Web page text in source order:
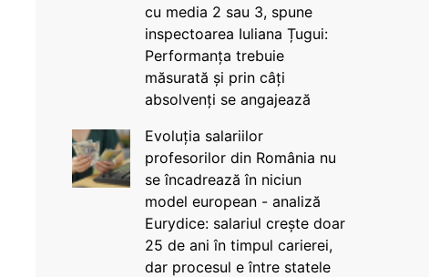
cu media 2 sau 3, spune
inspectoarea Iuliana Țugui:
Performanța trebuie
măsurată și prin câți
absolvenți se angajează
Evoluția salariilor
profesorilor din România nu
se încadrează în niciun
model european - analiză
Eurydice: salariul crește doar
25 de ani în timpul carierei,
dar procesul e între statele